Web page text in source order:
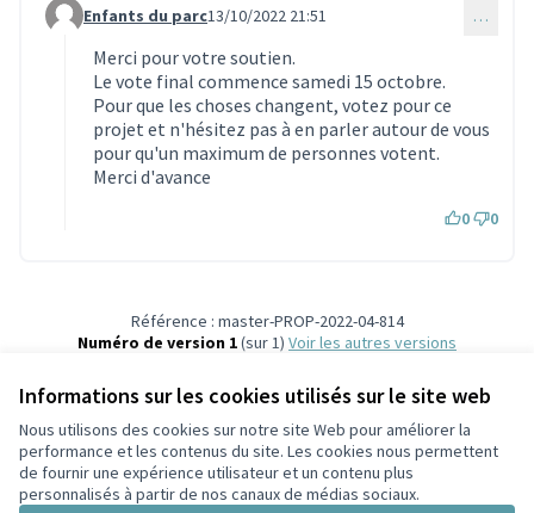
Informations sur les cookies utilisés sur le site web
Nous utilisons des cookies sur notre site Web pour améliorer la
performance et les contenus du site. Les cookies nous permettent
de fournir une expérience utilisateur et un contenu plus
personnalisés à partir de nos canaux de médias sociaux.
Commentaire 2109 (réponse au commentaire 2107)
Enfants du parc13/10/2022 21:51 …
Merci pour votre soutien.
Le vote final commence samedi 15 octobre.
Pour que les choses changent, votez pour ce
projet et n'hésitez pas à en parler autour de vous
pour qu'un maximum de personnes votent.
Merci d'avance
0 0
Référence : master-PROP-2022-04-814
Numéro de version 1(sur 1)
voir les autres versions
Conditions d'utilisation
Paramètres des cookies
Participez Villeurbanne sur X
Participez Villeurbanne sur Facebook
Participez Villeurbanne sur Instagram
Participez Villeurbanne sur YouTube